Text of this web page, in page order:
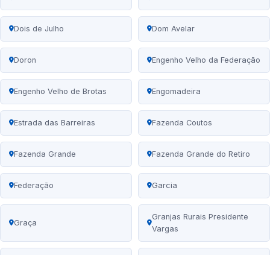
Dois de Julho Dom Avelar
Doron Engenho Velho da Federação
Engenho Velho de Brotas Engomadeira
Estrada das Barreiras Fazenda Coutos
Fazenda Grande Fazenda Grande do Retiro
Federação Garcia
Graça
Granjas Rurais Presidente
Vargas